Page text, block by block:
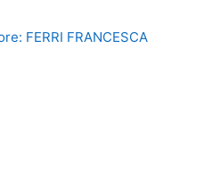
FERRI FRANCESCA